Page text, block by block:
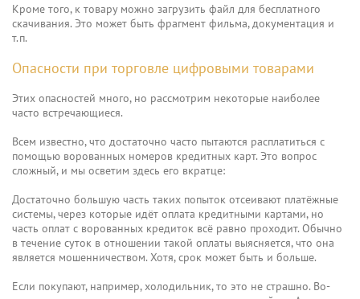
Кроме того, к товару можно загрузить файл для бесплатного
скачивания. Это может быть фрагмент фильма, документация и
т.п.
Опасности при торговле цифровыми товарами
Этих опасностей много, но рассмотрим некоторые наиболее
часто встречающиеся.
Всем известно, что достаточно часто пытаются расплатиться с
помощью ворованных номеров кредитных карт. Это вопрос
сложный, и мы осветим здесь его вкратце:
Достаточно большую часть таких попыток отсеивают платёжные
системы, через которые идёт оплата кредитными картами, но
часть оплат с ворованных кредиток всё равно проходит. Обычно
в течение суток в отношении такой оплаты выясняется, что она
является мошенничеством. Хотя, срок может быть и больше.
Если покупают, например, холодильник, то это не страшно. Во-